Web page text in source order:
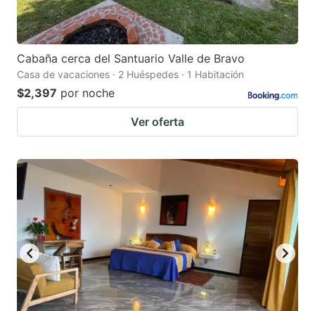
Cabaña cerca del Santuario Valle de Bravo
Casa de vacaciones · 2 Huéspedes · 1 Habitación
$2,397 por noche
Ver oferta